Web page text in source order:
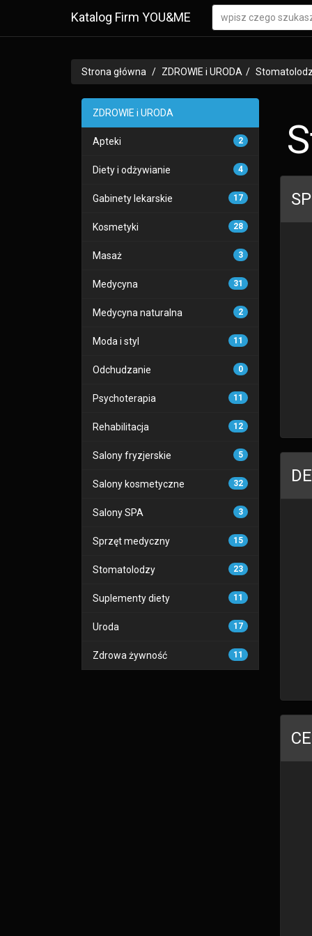
Katalog Firm YOU&ME
Strona główna ZDROWIE i URODA
ZDROWIE i URODA
2
Apteki
4
Diety i odżywianie
17
Gabinety lekarskie
28
Kosmetyki
3
Masaż
31
Medycyna
2
Medycyna naturalna
11
Moda i styl
0
Odchudzanie
11
Psychoterapia
12
Rehabilitacja
5
Salony fryzjerskie
32
Salony kosmetyczne
3
Salony SPA
15
Sprzęt medyczny
23
Stomatolodzy
11
Suplementy diety
17
Uroda
11
Zdrowa żywność